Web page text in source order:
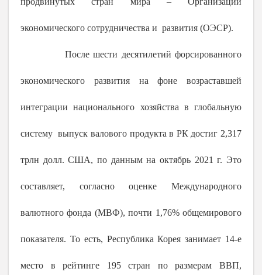
экономического сотрудничества и развития (ОЭСР).
После шести десятилетий форсированного
экономического развития на фоне возраставшей
интеграции национального хозяйства в глобальную
систему выпуск валового продукта в РК достиг 2,317
трлн долл. США, по данным на октябрь 2021 г. Это
составляет, согласно оценке Международного
валютного фонда (МВФ), почти 1,76% общемирового
показателя. То есть, Республика Корея занимает 14-е
место в рейтинге 195 стран по размерам ВВП,